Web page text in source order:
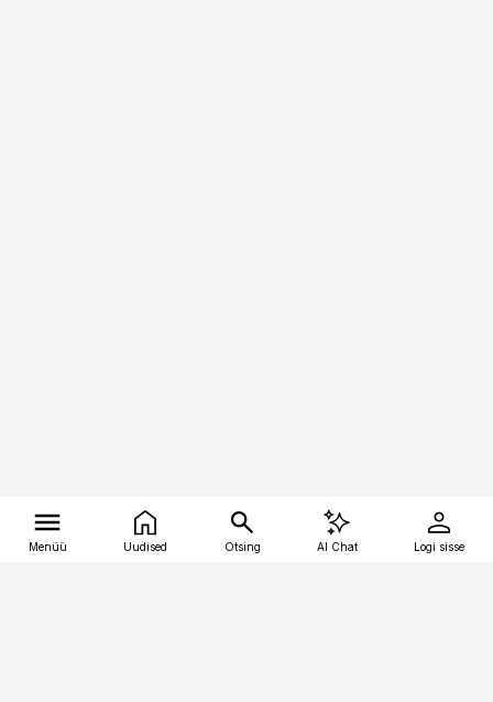
Menüü Uudised Otsing AI Chat Logi sisse